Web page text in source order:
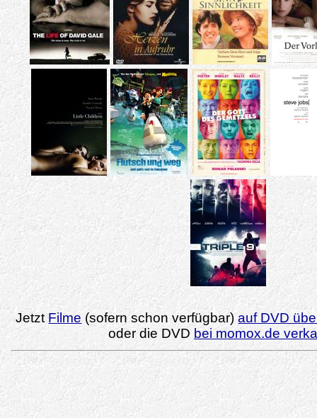
Jetzt Filme (sofern schon verfügbar)auf DVD
oder die DVD bei momox.de